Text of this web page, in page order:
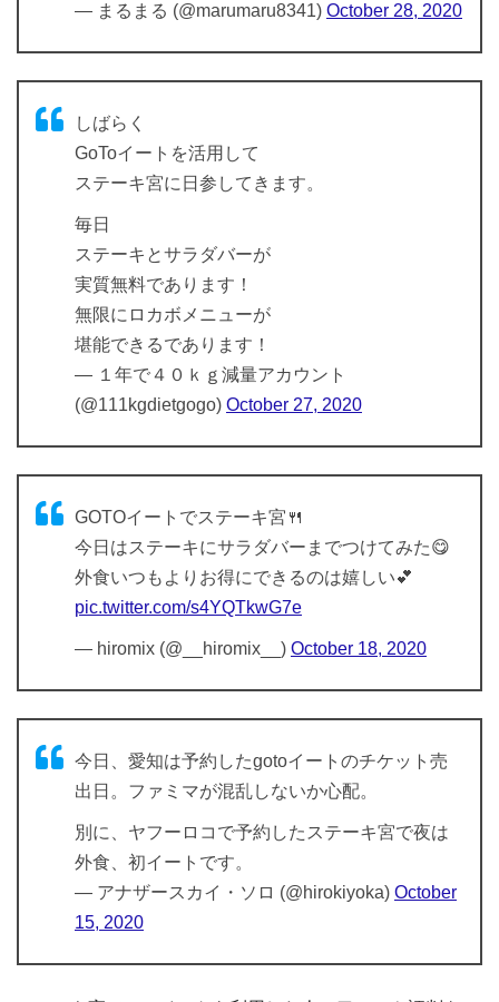
— まるまる (@marumaru8341) October 28, 2020
しばらく
GoToイートを活用して
ステーキ宮に日参してきます。
毎日
ステーキとサラダバーが
実質無料であります！
無限にロカボメニューが
堪能できるであります！
— １年で４０ｋｇ減量アカウント
(@111kgdietgogo) October 27, 2020
GOTOイートでステーキ宮🍴
今日はステーキにサラダバーまでつけてみた😋
外食いつもよりお得にできるのは嬉しい💕
pic.twitter.com/s4YQTkwG7e
— hiromix (@__hiromix__) October 18, 2020
今日、愛知は予約したgotoイートのチケット売
出日。ファミマが混乱しないか心配。
別に、ヤフーロコで予約したステーキ宮で夜は
外食、初イートです。
— アナザースカイ・ソロ (@hirokiyoka) October
15, 2020